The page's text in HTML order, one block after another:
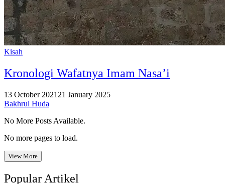
Kisah
Kronologi Wafatnya Imam Nasa’i
13 October 2021 21 January 2025
Bakhrul Huda
No More Posts Available.
No more pages to load.
View More
Popular Artikel